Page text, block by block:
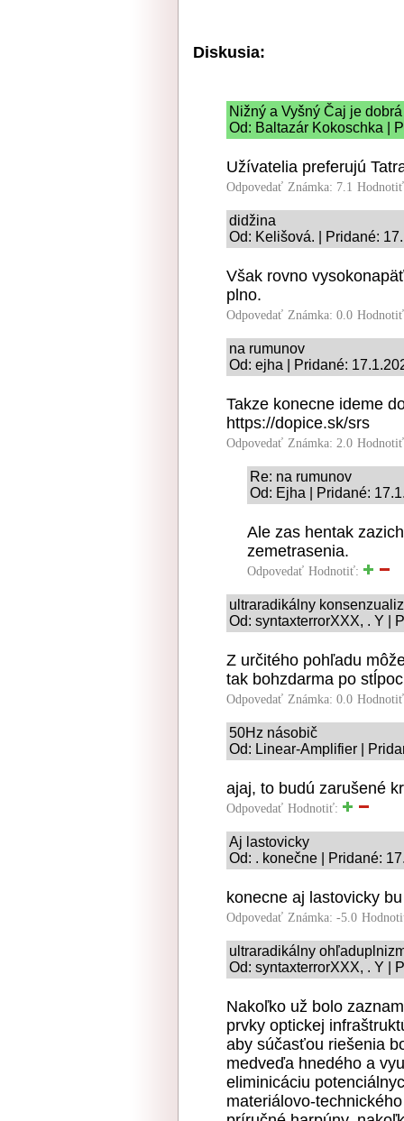
Diskusia:
Nižný a Vyšný Čaj je
Od: Baltazár Kokoschka |
Užívatelia preferujú
Odpovedať Známka: 7.1
didžina
Od: Kelišová. | Pridané:
Však rovno
plno.
Odpovedať Známka: 0.0
na rumunov
Od: ejha | Pridané:
Takze konecne ideme
https://dopice.sk/srs
Odpovedať Známka: 2.0
Re: na rumunov
Od: Ejha | Pridané:
Ale zas hentak
zemetrasenia.
Odpovedať Hodnotiť:
ultraradikálny
Od: syntaxterrorXXX, . Y |
Z určitého pohľadu
tak bohzdarma po
Odpovedať Známka: 0.0
50Hz násobič
Od: Linear-Amplifier |
ajaj, to budú zarušené
Odpovedať Hodnotiť:
Aj lastovicky
Od: . konečne | Pridané:
konecne aj lastovicky
Odpovedať Známka: -5.0
ultraradikálny
Od: syntaxterrorXXX, . Y |
Nakoľko už bolo
prvky optickej
aby súčasťou riešenia
medveďa hnedého a
eliminicáciu
materiálovo-